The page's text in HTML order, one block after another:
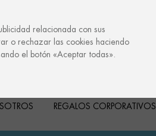
REGALOS CORPORATIVOS
relacionada con sus
o rechazar las cookies haciendo
el botón «Aceptar todas».